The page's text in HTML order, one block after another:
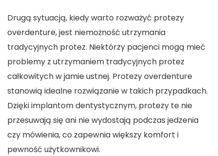
Drugą sytuacją, kiedy warto rozważyć protezy
overdenture, jest niemożność utrzymania
tradycyjnych protez. Niektórzy pacjenci mogą mieć
problemy z utrzymaniem tradycyjnych protez
całkowitych w jamie ustnej. Protezy overdenture
stanowią idealne rozwiązanie w takich przypadkach.
Dzięki implantom dentystycznym, protezy te nie
przesuwają się ani nie wydostają podczas jedzenia
czy mówienia, co zapewnia większy komfort i
pewność użytkownikowi.